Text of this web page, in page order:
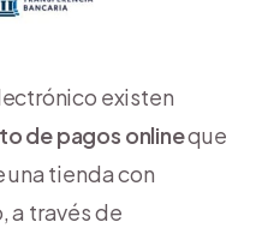
existen
de pagos onlineque
tienda con
a través de